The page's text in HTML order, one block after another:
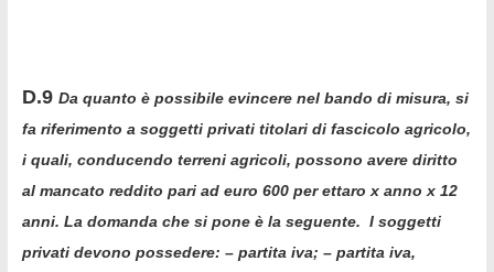
D.9 Da quanto è possibile evincere nel bando di misura, si
fa riferimento a soggetti privati titolari di fascicolo agricolo,
i quali, conducendo terreni agricoli, possono avere diritto
al mancato reddito pari ad euro 600 per ettaro x anno x 12
anni. La domanda che si pone è la seguente. I soggetti
privati devono possedere: – partita iva; – partita iva,